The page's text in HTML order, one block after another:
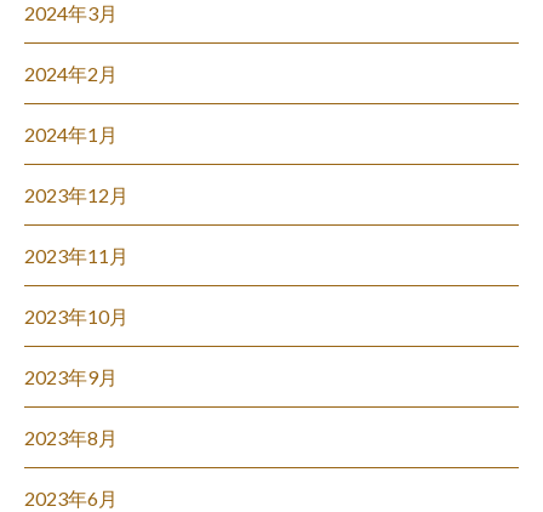
2024年3月
2024年2月
2024年1月
2023年12月
2023年11月
2023年10月
2023年9月
2023年8月
2023年6月